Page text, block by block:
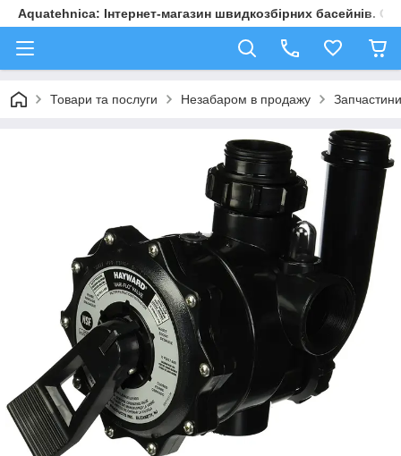
Aquatehnica: Інтернет-магазин швидкозбірних басейнів.
Товари та послуги Незабаром в продажу